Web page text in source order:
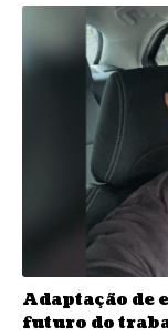
Adaptação de
futuro do